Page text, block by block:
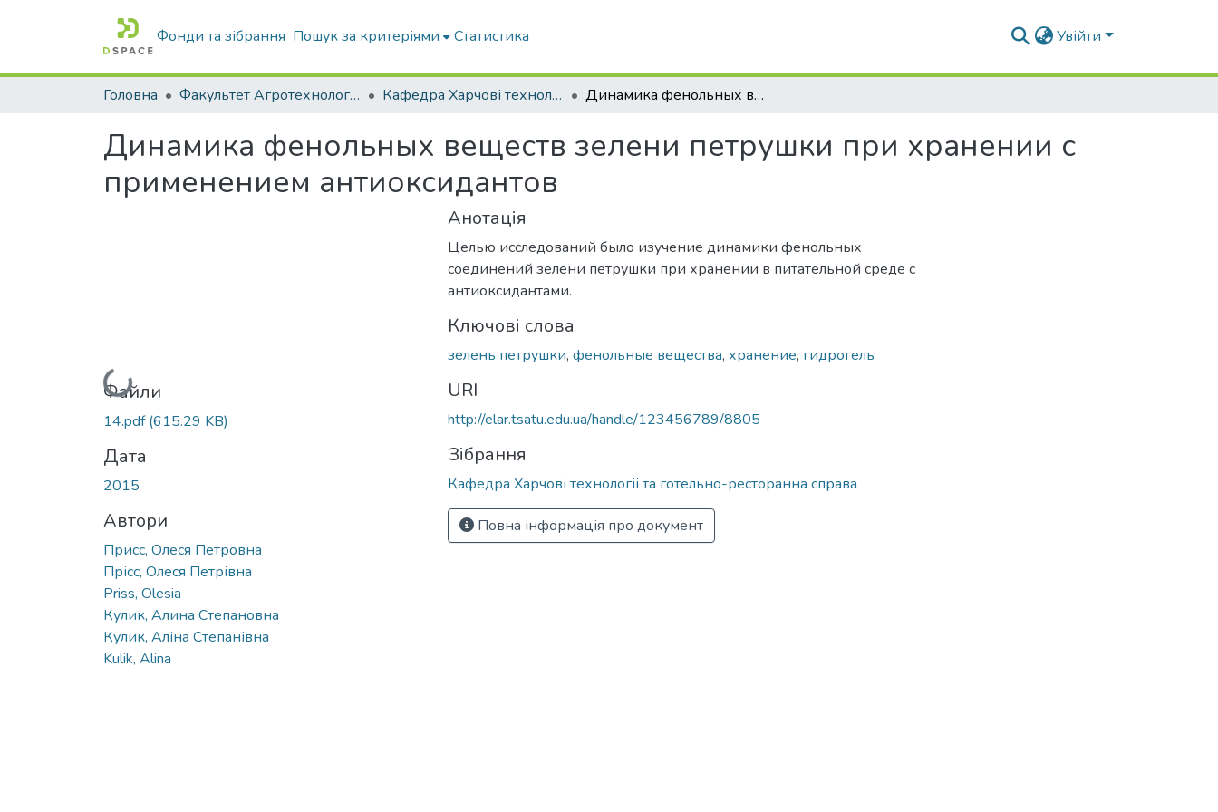
Фонди та зібрання Пошук за критеріями Статистика Увійти
Головна Факультет Агротехнологій та екології Кафедра Харчові технологіі та готельно-ресторанна справа Динамика фенольных веществ зелени петрушки при хранении с применением антиоксидантов
Динамика фенольных веществ зелени петрушки при хранении с
применением антиоксидантов
Вантажиться...
Файли
14.pdf(615.29 KB)
Дата
2015
Автори
Присс, Олеся Петровна
Прісс, Олеся Петрівна
Priss, Olesia
Кулик, Алина Степановна
Кулик, Аліна Степанівна
Kulik, Alina
Анотація
Целью исследований было изучение динамики фенольных
соединений зелени петрушки при хранении в питательной среде с
антиоксидантами.
Ключові слова
зелень петрушки, фенольные вещества, хранение, гидрогель
URI
http://elar.tsatu.edu.ua/handle/123456789/8805
Зібрання
Кафедра Харчові технологіі та готельно-ресторанна справа
Повна інформація про документ